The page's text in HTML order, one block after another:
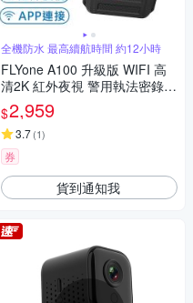
全機防水 最高續航時間 約12小時
FLYone A100 升級版 WIFI 高
清2K 紅外夜視 警用執法密錄器
(加碼送 專用座充)-急
$2,959
3.7(1)
券
貨到通知我